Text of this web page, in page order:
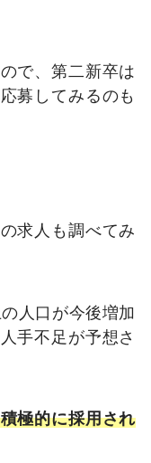
で、第二新卒は
募してみるのも
求人も調べてみ
人口が今後増加
手不足が予想さ
極的に採用され